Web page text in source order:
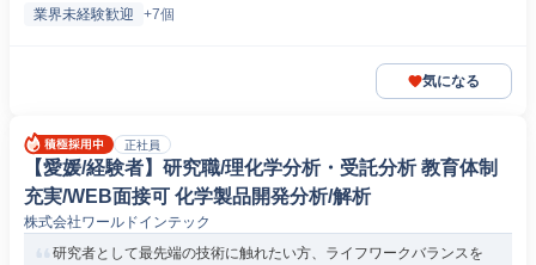
業界未経験歓迎 +7個
気になる
正社員
【愛媛/経験者】研究職/理化学分析・受託分析 教育体制
充実/WEB面接可 化学製品開発分析/解析
株式会社ワールドインテック
研究者として最先端の技術に触れたい方、ライフワークバランスを